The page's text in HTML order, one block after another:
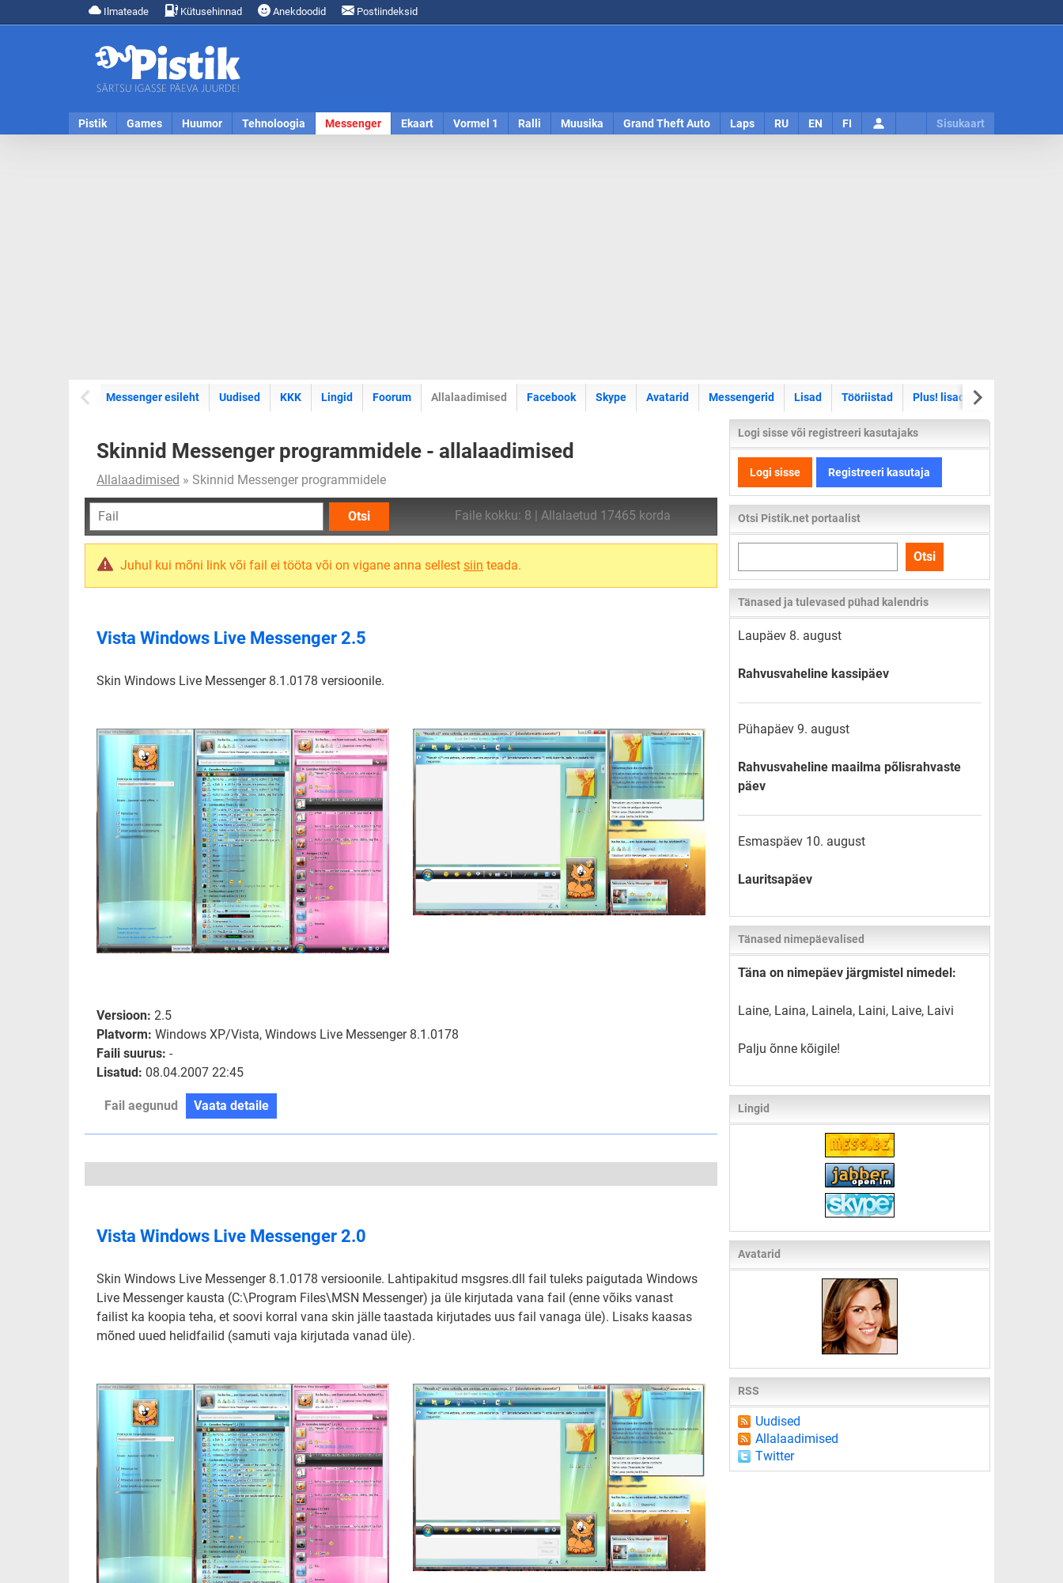
Ilmateade Kütusehinnad Anekdoodid Postiindeksid
Pistik Games Huumor Tehnoloogia Messenger Ekaart Vormel 1 Ralli Muusika Grand Theft Auto Laps RU EN FI Sisukaart
Messenger esileht Uudised KKK Lingid Foorum Allalaadimised Facebook Skype Avatarid Messengerid Lisad Tööriistad Plus! lisad
Skinnid Messenger programmidele - allalaadimised
Allalaadimised » Skinnid Messenger programmidele
Otsi Faile kokku: 8 | Allalaetud 17465 korda
Juhul kui mõni link või fail ei tööta või on vigane anna sellest siin teada.
Vista Windows Live Messenger 2.5
Skin Windows Live Messenger 8.1.0178 versioonile.
Versioon: 2.5
Platvorm: Windows XP/Vista, Windows Live Messenger 8.1.0178
Faili suurus: -
Lisatud: 08.04.2007 22:45
Fail aegunud Vaata detaile
Vista Windows Live Messenger 2.0
Skin Windows Live Messenger 8.1.0178 versioonile. Lahtipakitud msgsres.dll fail tuleks paigutada Windows
Live Messenger kausta (C:\Program Files\MSN Messenger) ja üle kirjutada vana fail (enne võiks vanast
failist ka koopia teha, et soovi korral vana skin jälle taastada kirjutades uus fail vanaga üle). Lisaks kaasas
mõned uued helidfailid (samuti vaja kirjutada vanad üle).
Logi sisse või registreeri kasutajaks
Logi sisse Registreeri kasutaja
Otsi Pistik.net portaalist
kogu
lehelt
Otsi
Tänased ja tulevased pühad kalendris
Laupäev 8. august
Rahvusvaheline kassipäev
Pühapäev 9. august
Rahvusvaheline maailma põlisrahvaste
päev
Esmaspäev 10. august
Lauritsapäev
Tänased nimepäevalised
Täna on nimepäev järgmistel nimedel:
Laine, Laina, Lainela, Laini, Laive, Laivi
Palju õnne kõigile!
Lingid
Avatarid
RSS
Uudised
Allalaadimised
Twitter